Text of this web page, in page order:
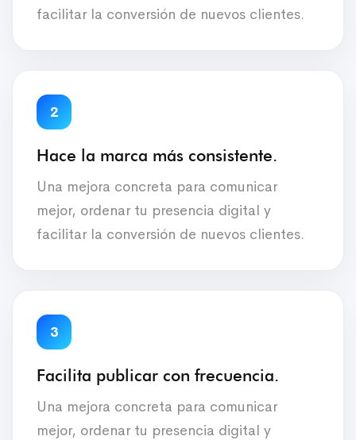
facilitar la conversión de nuevos clientes.
2
Hace la marca más consistente.
Una mejora concreta para comunicar
mejor, ordenar tu presencia digital y
facilitar la conversión de nuevos clientes.
3
Facilita publicar con frecuencia.
Una mejora concreta para comunicar
mejor, ordenar tu presencia digital y